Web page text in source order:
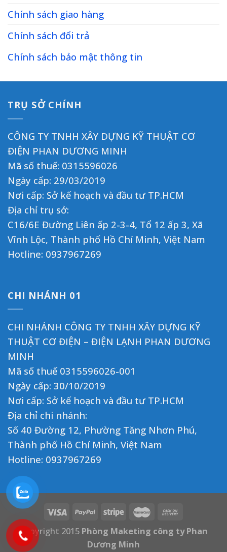
Chính sách giao hàng
Chính sách đổi trả
Chính sách bảo mật thông tin
TRỤ SỞ CHÍNH
CÔNG TY TNHH XÂY DỰNG KỸ THUẬT CƠ
ĐIỆN PHAN DƯƠNG MINH
Mã số thuế: 0315596026
Ngày cấp: 29/03/2019
Nơi cấp: Sở kế hoạch và đầu tư TP.HCM
Địa chỉ trụ sở:
C16/6E Đường Liên ấp 2-3-4, Tổ 12 ấp 3, Xã
Vĩnh Lộc, Thành phố Hồ Chí Minh, Việt Nam
Hotline: 0937967269
CHI NHÁNH 01
CHI NHÁNH CÔNG TY TNHH XÂY DỰNG KỸ
THUẬT CƠ ĐIỆN – ĐIỆN LẠNH PHAN DƯƠNG
MINH
Mã số thuế 0315596026-001
Ngày cấp: 30/10/2019
Nơi cấp: Sở kế hoạch và đầu tư TP.HCM
Địa chỉ chi nhánh:
Số 40 Đường 12, Phường Tăng Nhơn Phú,
Thành phố Hồ Chí Minh, Việt Nam
Hotline: 0937967269
Copyright 2015 Phòng Maketing công ty Phan
Dương Minh